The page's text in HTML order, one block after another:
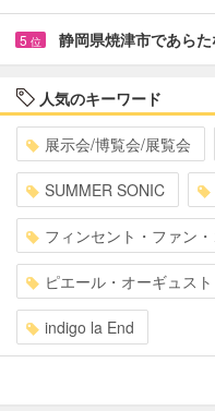
5 位 静岡県焼津市であら
人気のキーワード
展示会/博覧会/展覧会
SUMMER SONIC
フィンセント・ファン
ピエール・オーギュス
indigo la End